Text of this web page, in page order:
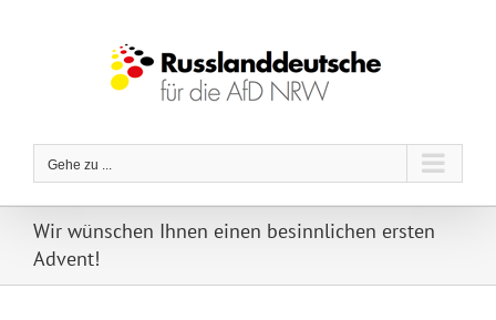
Gehe zu ...
Wir wünschen Ihnen einen besinnlichen ersten
Advent!